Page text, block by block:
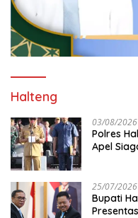
Halteng
03/08/2026
Polres
Apel
25/07/2026
Bupati